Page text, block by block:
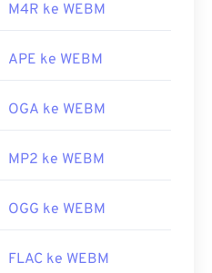
dlpage/webmmf/
M4R ke WEBM
APE ke WEBM
OGA ke WEBM
MP2 ke WEBM
OGG ke WEBM
FLAC ke WEBM